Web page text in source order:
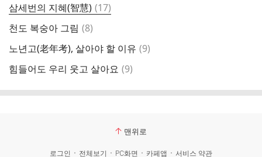
삼세번의 지혜(智慧) 댓
글
(17)
천도 복숭아 그림 댓
(8)
노년고(老年考), 살아야 할 이유 댓
(9)
힘들어도 우리 웃고 살아요 댓
(9)
맨위로
로그인 전체보기 PC화면 카페앱 서비스 약관